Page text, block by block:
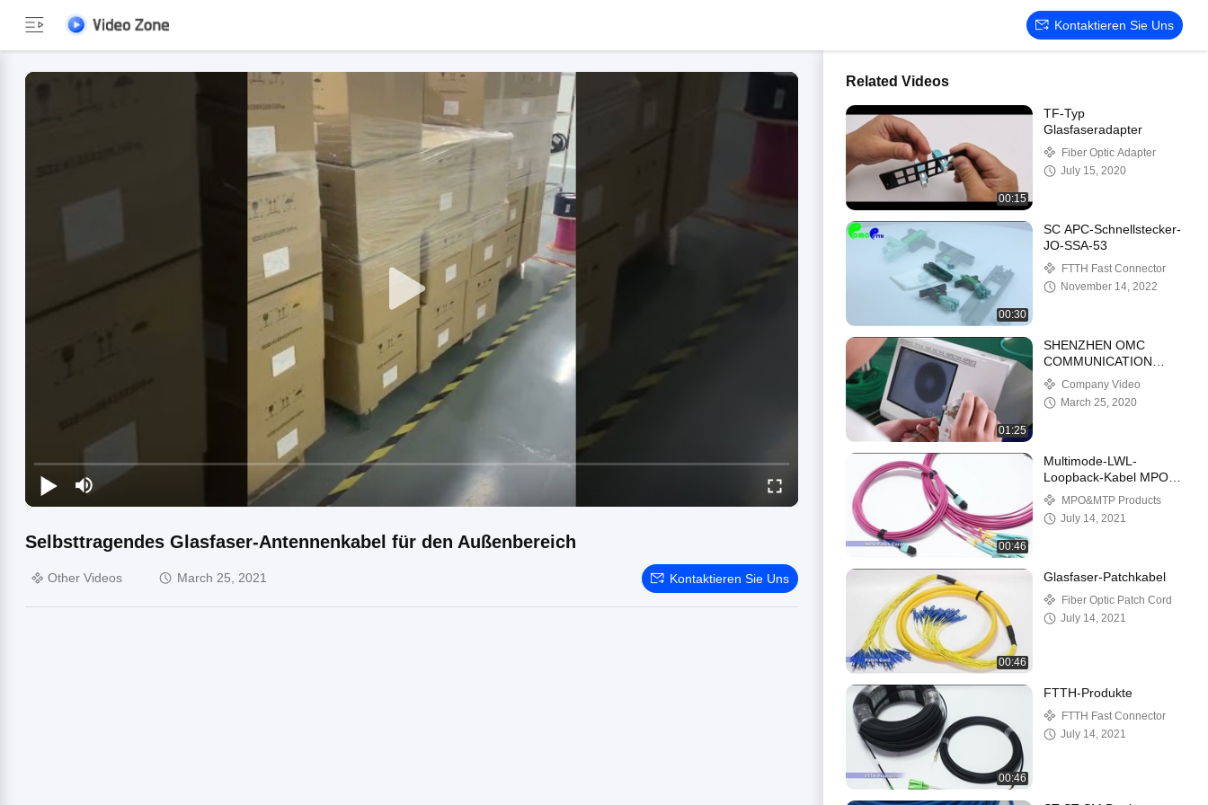
Kontaktieren Sie Uns
Selbsttragendes Glasfaser-Antennenkabel für den Außenbereich
Other Videos March 25, 2021 Kontaktieren Sie Uns
Related Videos
00:15
TF-Typ
Glasfaseradapter
Fiber Optic Adapter
July 15, 2020
00:30
SC APC-Schnellstecker-
JO-SSA-53
FTTH Fast Connector
November 14, 2022
01:25
SHENZHEN OMC
COMMUNICATION
CO.LIMITED
Company Video
March 25, 2020
00:46
Multimode-LWL-
Loopback-Kabel MPO-
Patchkabel vom Typ
OM4, weiblich
MPO&MTP Products
July 14, 2021
00:46
Glasfaser-Patchkabel
Fiber Optic Patch Cord
July 14, 2021
00:46
FTTH-Produkte
FTTH Fast Connector
July 14, 2021